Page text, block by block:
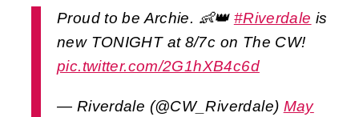
Proud to be Archie. 👶👑 #Riverdale is
new TONIGHT at 8/7c on The CW!
pic.twitter.com/2G1hXB4c6d
— Riverdale (@CW_Riverdale) May